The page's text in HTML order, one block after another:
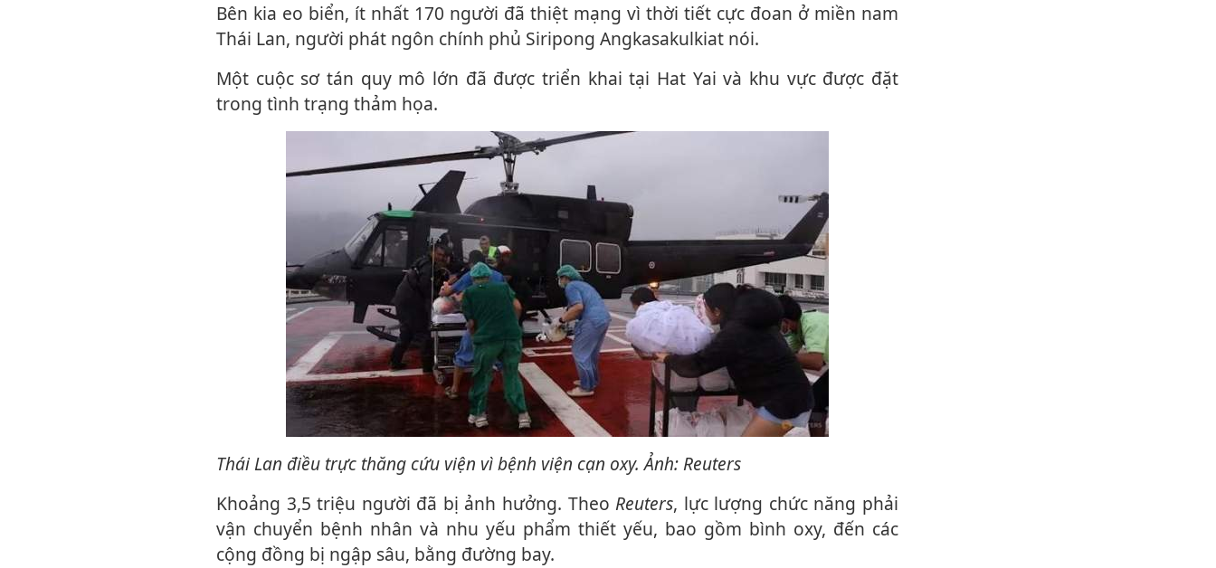
Bên kia eo biển, ít nhất 170 người đã thiệt mạng vì thời tiết cực đoan ở miền nam
Thái Lan, người phát ngôn chính phủ Siripong Angkasakulkiat nói.
Một cuộc sơ tán quy mô lớn đã được triển khai tại Hat Yai và khu vực được đặt
trong tình trạng thảm họa.
Thái Lan điều trực thăng cứu viện vì bệnh viện cạn oxy. Ảnh: Reuters
Khoảng 3,5 triệu người đã bị ảnh hưởng. Theo Reuters, lực lượng chức năng phải
vận chuyển bệnh nhân và nhu yếu phẩm thiết yếu, bao gồm bình oxy, đến các
cộng đồng bị ngập sâu, bằng đường bay.